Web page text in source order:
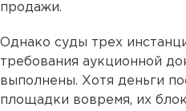
продажи.
Однако суды трех
требования аукционной
выполнены. Хотя деньги
площадки вовремя, их